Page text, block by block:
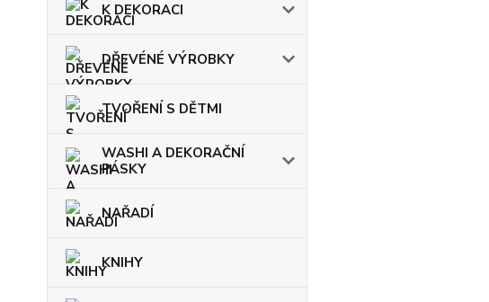
K DEKORACI
DŘEVÉNÉ VÝROBKY
TVOŘENÍ S DĚTMI
WASHI A DEKORAČNÍ
PÁSKY
NAŘADÍ
KNIHY